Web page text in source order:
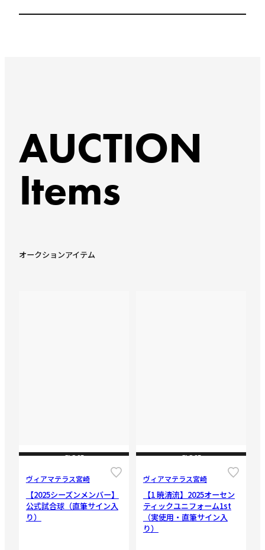
AUCTION
Items
オークションアイテム
CLOSE
ヴィアマテラス宮崎
【2025シーズンメンバー】
公式試合球（直筆サイン入
り）
CLOSE
ヴィアマテラス宮崎
【1 暁清流】2025オーセン
ティックユニフォーム1st
（実使用・直筆サイン入
り）